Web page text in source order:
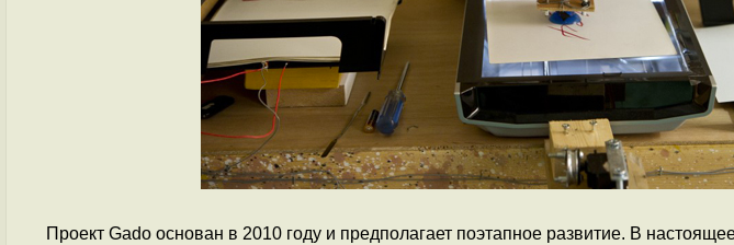
Проект Gado основан в 2010 году и предполагает поэтапное развитие. В